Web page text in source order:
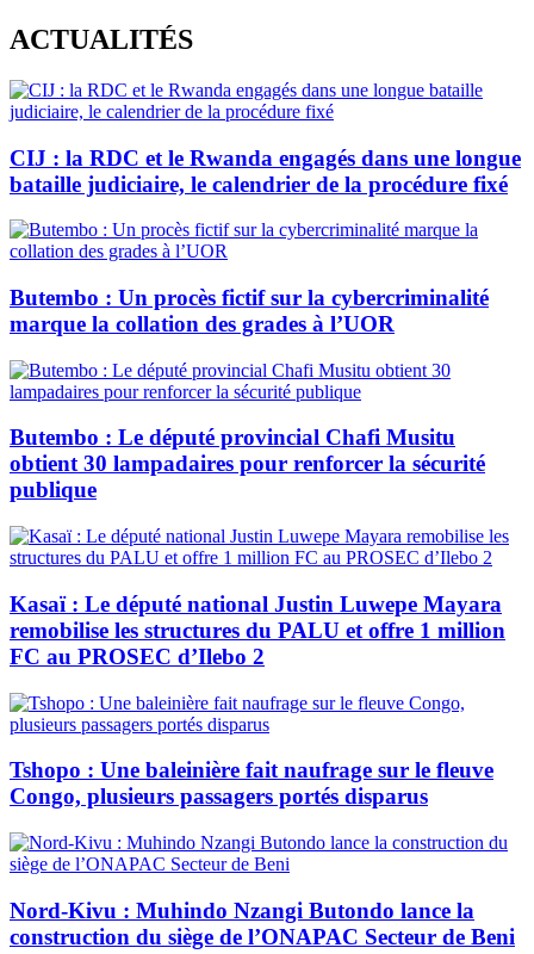
Skip
to
content
ACTUALITÉS
CIJ : la RDC et le Rwanda engagés dans une longue
bataille judiciaire, le calendrier de la procédure fixé
Butembo : Un procès fictif sur la cybercriminalité
marque la collation des grades à l’UOR
Butembo : Le député provincial Chafi Musitu
obtient 30 lampadaires pour renforcer la sécurité
publique
Kasaï : Le député national Justin Luwepe Mayara
remobilise les structures du PALU et offre 1 million
FC au PROSEC d’Ilebo 2
Tshopo : Une baleinière fait naufrage sur le fleuve
Congo, plusieurs passagers portés disparus
Nord-Kivu : Muhindo Nzangi Butondo lance la
construction du siège de l’ONAPAC Secteur de Beni